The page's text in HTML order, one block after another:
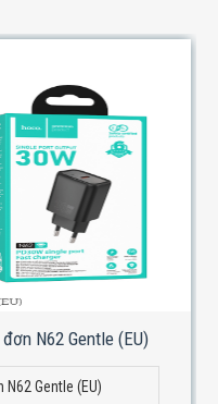
N62 Gentle (EU)
Gentle (EU)